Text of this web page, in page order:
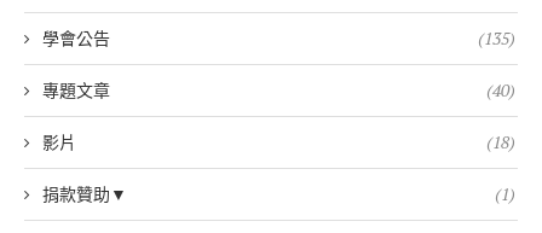
學會公告 (135)
專題文章 (40)
影片 (18)
捐款贊助▼ (1)